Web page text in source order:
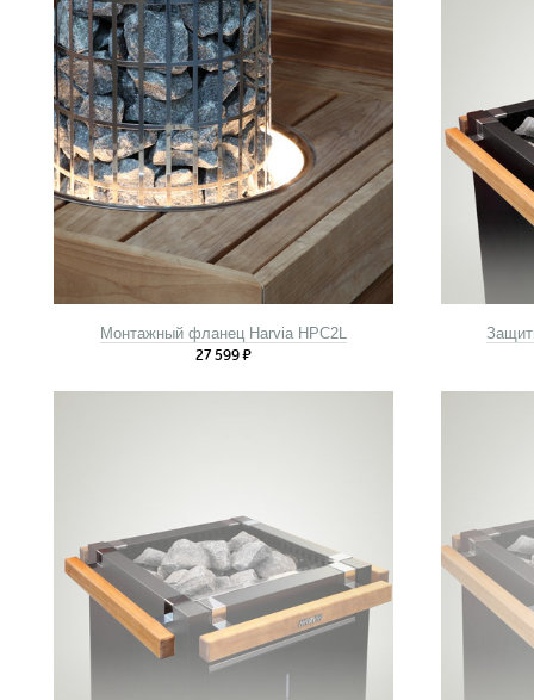
Монтажный фланец Harvia HPC2L
27 599₽